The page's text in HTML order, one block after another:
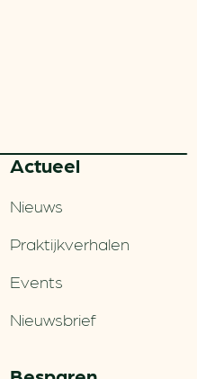
Actueel
Nieuws
Praktijkverhalen
Events
Nieuwsbrief